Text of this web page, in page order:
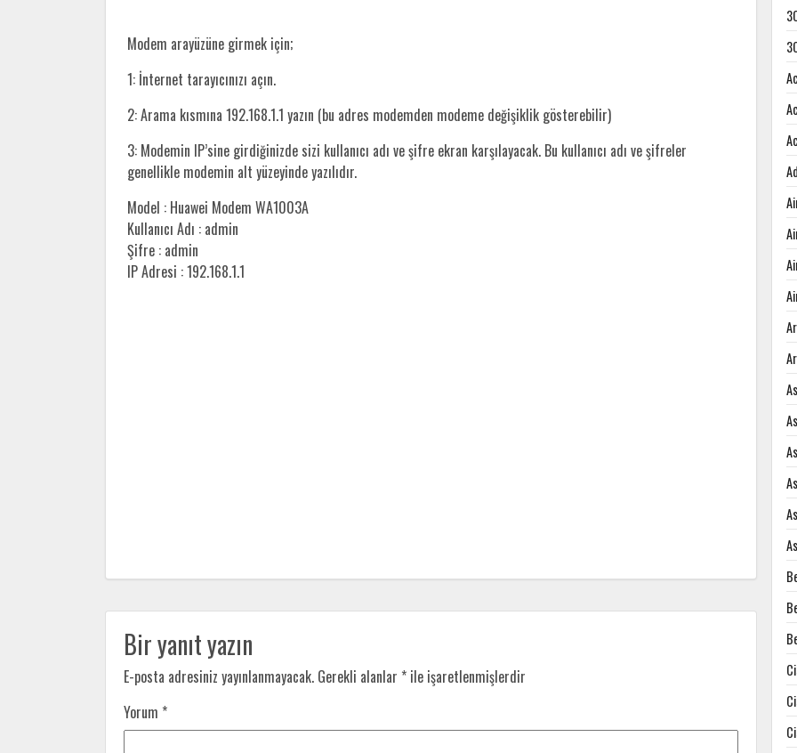
Modem arayüzüne girmek için;
1: İnternet tarayıcınızı açın.
2: Arama kısmına 192.168.1.1 yazın (bu adres modemden modeme değişiklik gösterebilir)
3: Modemin IP’sine girdiğinizde sizi kullanıcı adı ve şifre ekran karşılayacak. Bu kullanıcı adı ve şifreler
genellikle modemin alt yüzeyinde yazılıdır.
Model : Huawei Modem WA1003A
Kullanıcı Adı : admin
Şifre : admin
IP Adresi : 192.168.1.1
Bir yanıt yazın
E-posta adresiniz yayınlanmayacak. Gerekli alanlar * ile işaretlenmişlerdir
Yorum *